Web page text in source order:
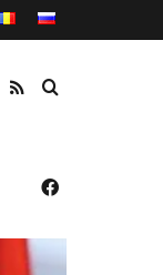
Caută
RSS
TikTok
Facebook